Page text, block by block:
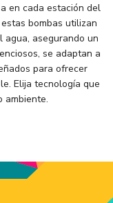
en cada estación del
bombas utilizan
asegurando un
se adaptan a
para ofrecer
Elija tecnología que
ambiente.